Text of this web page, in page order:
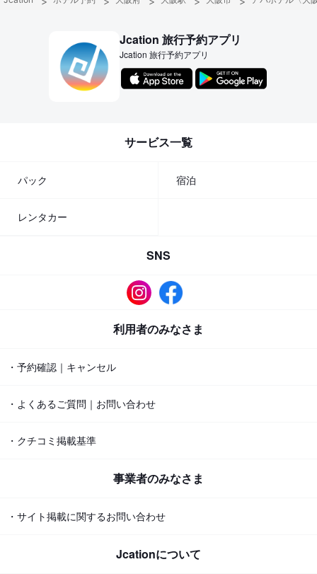
Jcation 旅行予約アプリ
Jcation 旅行予約アプリ
サービス一覧
パック 宿泊
レンタカー
SNS
利用者のみなさま
・予約確認｜キャンセル
・よくあるご質問｜お問い合わせ
・クチコミ掲載基準
事業者のみなさま
・サイト掲載に関するお問い合わせ
Jcationについて